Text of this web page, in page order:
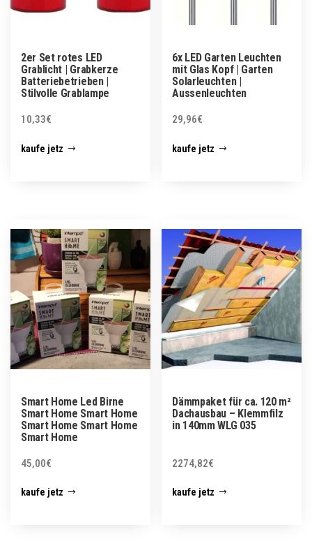
2er Set rotes LED
Grablicht | Grabkerze
Batteriebetrieben |
Stilvolle Grablampe
10,33€
kaufe jetz
6x LED Garten Leuchten
mit Glas Kopf | Garten
Solarleuchten |
Aussenleuchten
29,96€
kaufe jetz
Smart Home Led Birne
Smart Home Smart Home
Smart Home Smart Home
Smart Home
45,00€
kaufe jetz
Dämmpaket für ca. 120 m²
Dachausbau – Klemmfilz
in 140mm WLG 035
2274,82€
kaufe jetz